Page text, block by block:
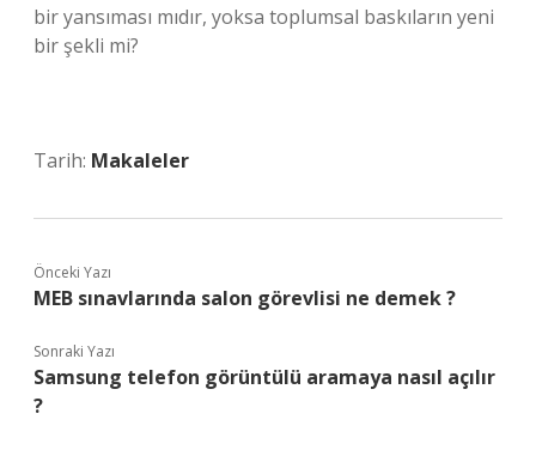
bir yansıması mıdır, yoksa toplumsal baskıların yeni
bir şekli mi?
Tarih: Makaleler
Önceki Yazı
MEB sınavlarında salon görevlisi ne demek ?
Sonraki Yazı
Samsung telefon görüntülü aramaya nasıl açılır
?